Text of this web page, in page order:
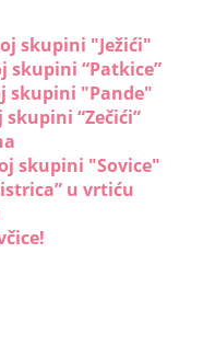
skupini "Ježići"
skupini “Patkice”
skupini "Pande"
“Zečići”
skupini "Sovice"
u vrtiću